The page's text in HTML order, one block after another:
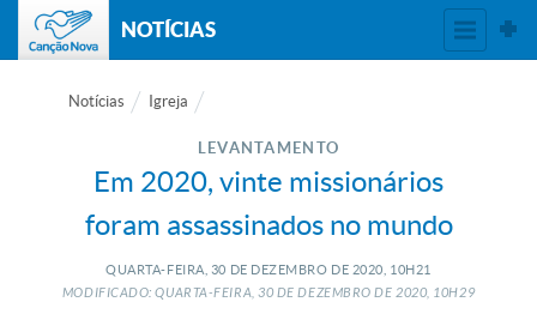
NOTÍCIAS
Notícias Igreja
LEVANTAMENTO
Em 2020, vinte missionários
foram assassinados no mundo
QUARTA-FEIRA, 30 DE DEZEMBRO DE 2020, 10H21
MODIFICADO: QUARTA-FEIRA, 30 DEDEZEMBRO DE2020, 10H29